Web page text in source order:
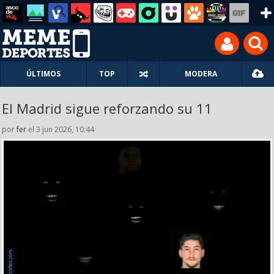
ÚLTIMOS TOP MODERA
El Madrid sigue reforzando su 11
porfer el 3 jun 2026, 10:44